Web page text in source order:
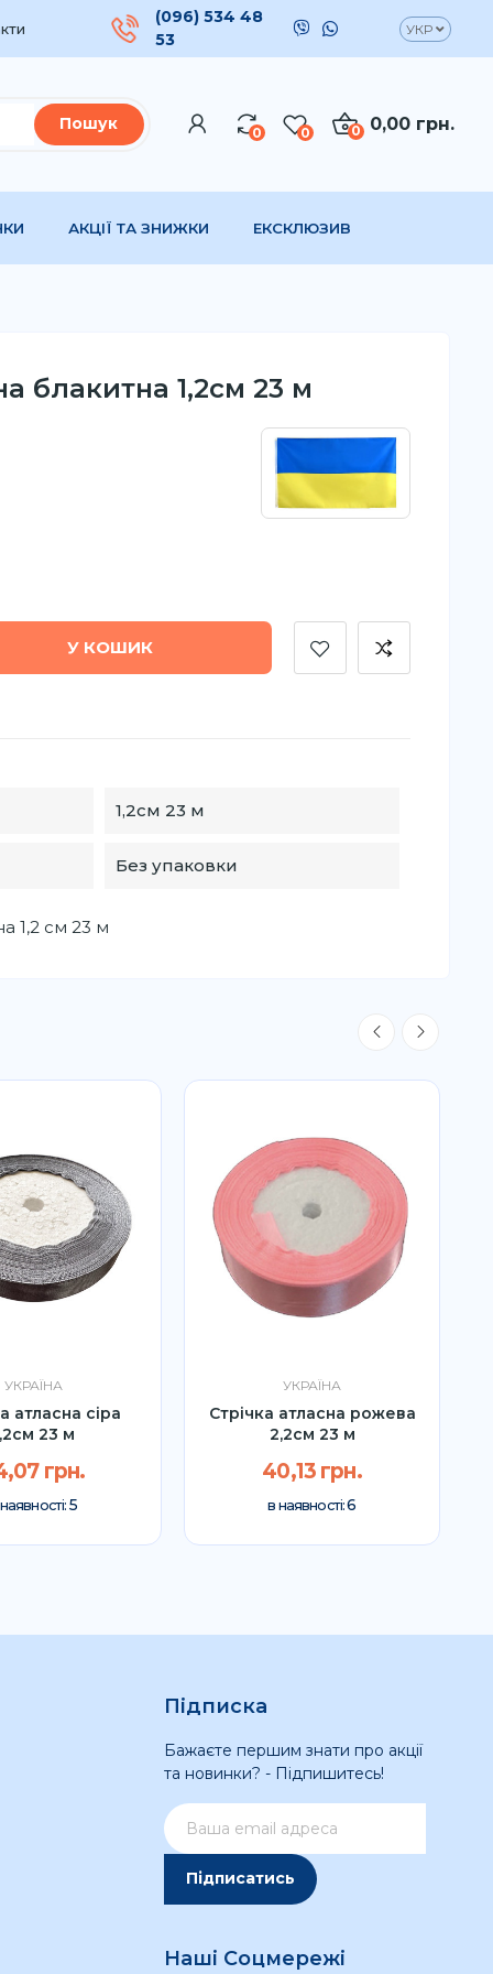
(096) 534 48
53
УКР
Пошук 0 0 0,00 грн.
0
АКЦІЇ ТА ЗНИЖКИ ЕКСКЛЮЗИВ
блакитна 1,2см 23 м
У КОШИК
1,2см 23 м
Без упаковки
1,2 см 23 м
УКРАЇНА
атласна сіра
23 м
грн.
5
УКРАЇНА
Стрічка атласна рожева
2,2см 23 м
40,13 грн.
в наявності:6
Підписка
Бажаєте першим знати про акції
та новинки? - Підпишитесь!
Підписатись
Наші Соцмережі